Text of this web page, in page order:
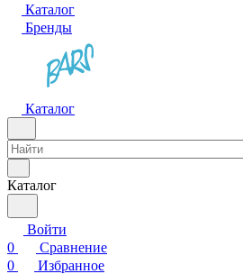
Каталог
Бренды
Каталог
Каталог
Войти
0
Сравнение
0
Избранное